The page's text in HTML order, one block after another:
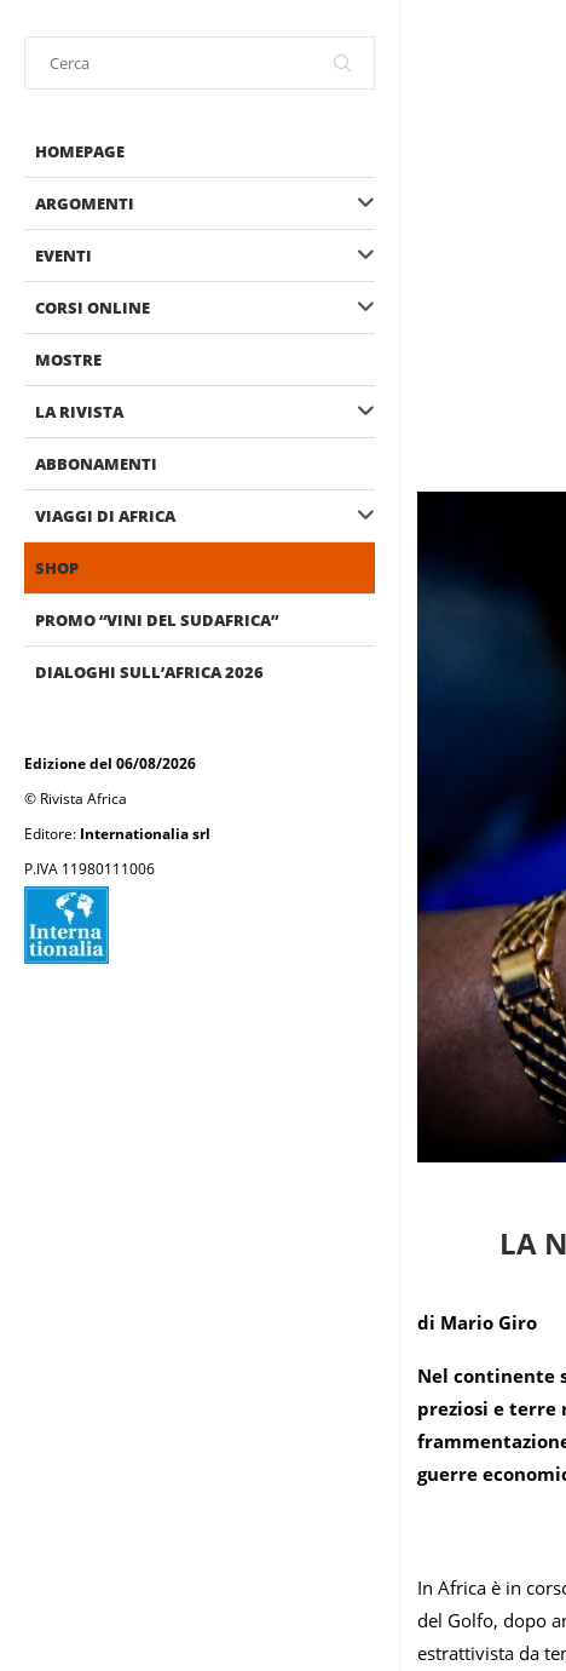
HOMEPAGE
ARGOMENTI
EVENTI
CORSI ONLINE
MOSTRE
LA RIVISTA
ABBONAMENTI
VIAGGI DI AFRICA
SHOP
PROMO “VINI DEL SUDAFRICA”
DIALOGHI SULL’AFRICA 2026
Edizione del 06/08/2026
© Rivista Africa
Editore: Internationalia srl
P.IVA 11980111006
LA
di Mario Giro
Nel continente
preziosi e terre
guerre
In Africa è in
del Golfo, dopo
estrattivista da